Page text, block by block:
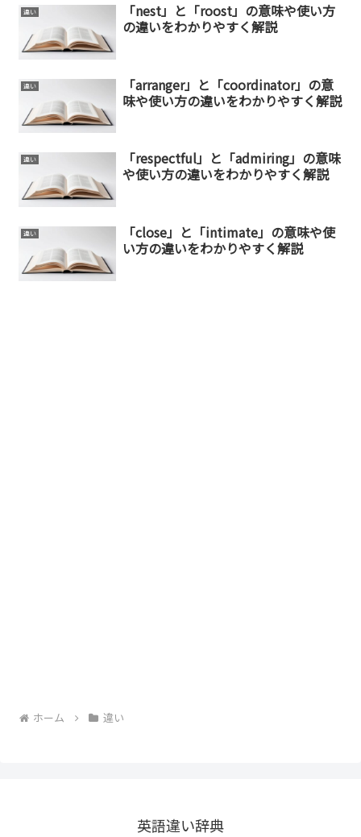
違い
「nest」と「roost」の意味や使い方
の違いをわかりやすく解説
違い
「arranger」と「coordinator」の意
味や使い方の違いをわかりやすく解説
違い
「respectful」と「admiring」の意味
や使い方の違いをわかりやすく解説
違い
「close」と「intimate」の意味や使
い方の違いをわかりやすく解説
ホーム 違い
英語違い辞典